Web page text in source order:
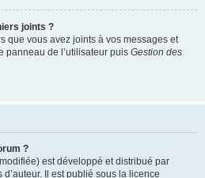
joints ?
que vous avez joints à vos messages et
panneau de l’utilisateur puis Gestion des
?
est développé et distribué par
d’auteur. Il est publié sous la licence